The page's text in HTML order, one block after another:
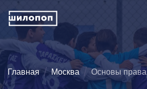
Главная Москва Основы права